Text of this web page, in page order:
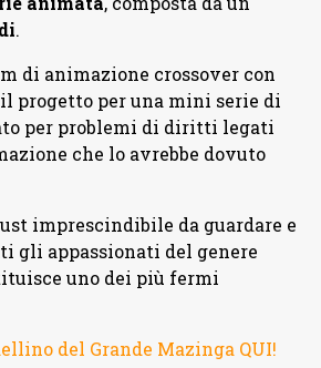
.
di animazione crossover con
progetto per una mini serie di
per problemi di diritti legati
che lo avrebbe dovuto
imprescindibile da guardare e
gli appassionati del genere
uno dei più fermi
del Grande Mazinga QUI!